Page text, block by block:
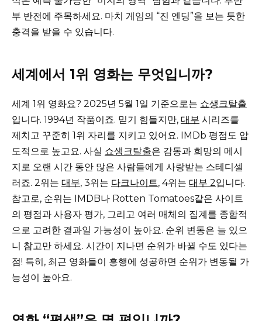
부 반전에 주목하세요. 마치 게임의 “진 엔딩”을 보는 듯한
충격을 받을 수 있습니다.
세계에서 1위 영화는 무엇입니까?
세계 1위 영화요? 2025년 5월 1일 기준으로는 쇼생크탈출
입니다. 1994년 작품이죠. 믿기 힘들지만, 대부 시리즈를
제치고 꾸준히 1위 자리를 지키고 있어요. IMDb 평점도 압
도적으로 높고요. 사실 쇼생크탈출은 감동과 희망의 메시
지로 오랜 시간 동안 많은 사람들에게 사랑받는 스테디셀
러죠. 2위는 대부, 3위는 다크나이트, 4위는 대부 2입니다.
참고로, 순위는 IMDB나 Rotten Tomatoes같은 사이트
의 평점과 사용자 평가, 그리고 여러 매체의 집계를 종합적
으로 고려한 결과일 가능성이 높아요. 순위 변동은 늘 있으
니 참고만 하세요. 시간이 지나면 순위가 바뀔 수도 있다는
점! 특히, 최근 영화들이 흥행에 성공하면 순위가 변동될 가
능성이 높아요.